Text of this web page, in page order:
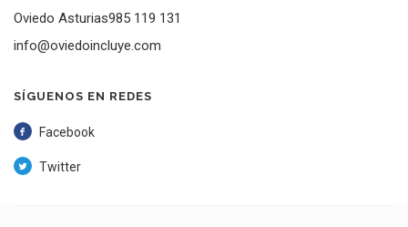
Oviedo Asturias985 119 131
info@oviedoincluye.com
SÍGUENOS EN REDES
Facebook
Twitter